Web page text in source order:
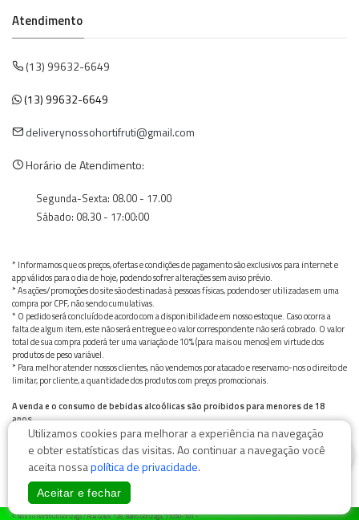
Atendimento
(13) 99632-6649
(13) 99632-6649
deliverynossohortifruti@gmail.com
Horário de Atendimento:
Segunda-Sexta: 08.00 - 17.00
Sábado: 08.30 - 17:00:00
* Informamos que os preços, ofertas e condições de pagamento são exclusivos para internet e
app válidos para o dia de hoje, podendo sofrer alterações sem aviso prévio.
* As ações/promoções do site são destinadas à pessoas físicas, podendo ser utilizadas em uma
compra por CPF, não sendo cumulativas.
* O pedido será concluído de acordo com a disponibilidade em nosso estoque. Caso ocorra a
falta de algum item, este não será entregue e o valor correspondente não será cobrado. O valor
total de sua compra poderá ter uma variação de 10% (para mais ou menos) em virtude dos
produtos de peso variável.
* Para melhor atender nossos clientes, não vendemos por atacado e reservamo-nos o direito de
limitar, por cliente, a quantidade dos produtos com preços promocionais.
A venda e o consumo de bebidas alcoólicas são proibidos para menores de 18
anos.
Bebida alcoólica pode causar dependência química e, em excesso, provoca graves males à saúde.
Beba com moderação
© Nosso Hortifruti Gonzaga / Rua Goiás 128, Bairro Gonzaga, 11050-101 -
Utilizamos cookies para melhorar a experiência na navegação
e obter estatísticas das visitas. Ao continuar a navegação você
aceita nossapolítica de privacidade.
Aceitar e fechar